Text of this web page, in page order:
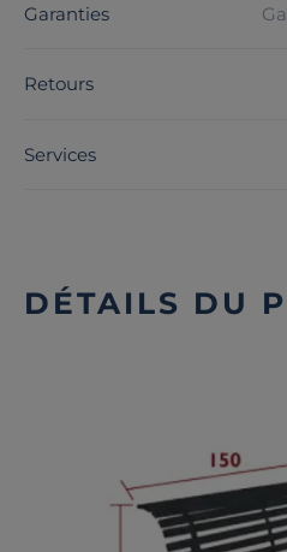
Garanties
Retours
Services
DÉTAILS DU